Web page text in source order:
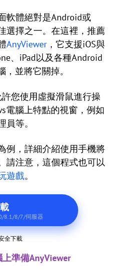
軟體絕對是Android或
選擇之一。在這裡，推薦
AnyViewer ，它支援iOS與
、iPad以及各種Android
並將它關掉。
您使用虛擬滑鼠進行操
電腦上特點的視窗，例如
員等。
例，詳細介紹使用手機將
請注意，這個程式也可以
遊戲。
8.1/8/7/伺服器
全下載
準備AnyViewer